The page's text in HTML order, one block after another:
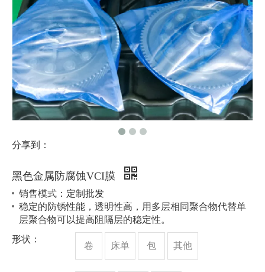
分享到：
黑色金属防腐蚀VCI膜
销售模式：定制批发
稳定的防锈性能， 透明性高，用多层相同聚合物代替单
层聚合物可以提高阻隔层的稳定性。
形状：
卷 床单 包 其他